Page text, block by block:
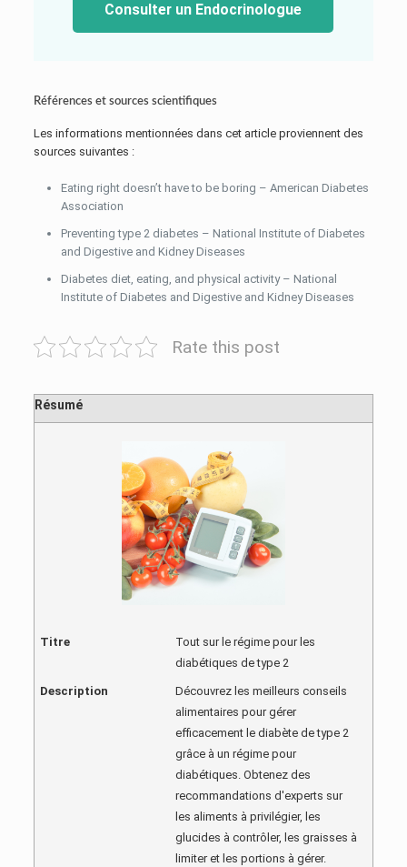
Consulter un Endocrinologue
Références et sources scientifiques
Les informations mentionnées dans cet article proviennent des
sources suivantes :
Eating right doesn’t have to be boring – American Diabetes
Association
Preventing type 2 diabetes – National Institute of Diabetes
and Digestive and Kidney Diseases
Diabetes diet, eating, and physical activity – National
Institute of Diabetes and Digestive and Kidney Diseases
Rate this post
Résumé
Titre
Tout sur le régime pour les
diabétiques de type 2
Description
Découvrez les meilleurs conseils
alimentaires pour gérer
efficacement le diabète de type 2
grâce à un régime pour
diabétiques. Obtenez des
recommandations d'experts sur
les aliments à privilégier, les
glucides à contrôler, les graisses à
limiter et les portions à gérer.